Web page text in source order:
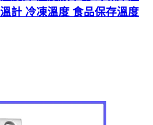
計 冷凍溫度 食品保存溫度